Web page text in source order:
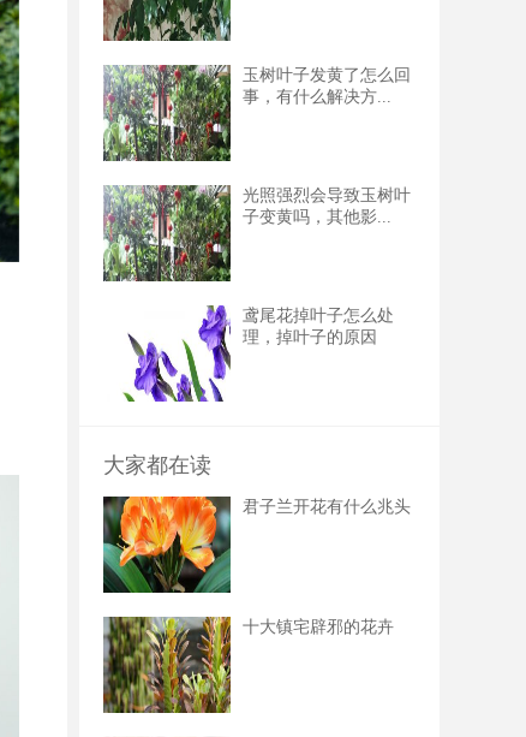
玉树叶子发黄了怎么回
事，有什么解决方...
光照强烈会导致玉树叶
子变黄吗，其他影...
鸢尾花掉叶子怎么处
理，掉叶子的原因
大家都在读
君子兰开花有什么兆头
十大镇宅辟邪的花卉